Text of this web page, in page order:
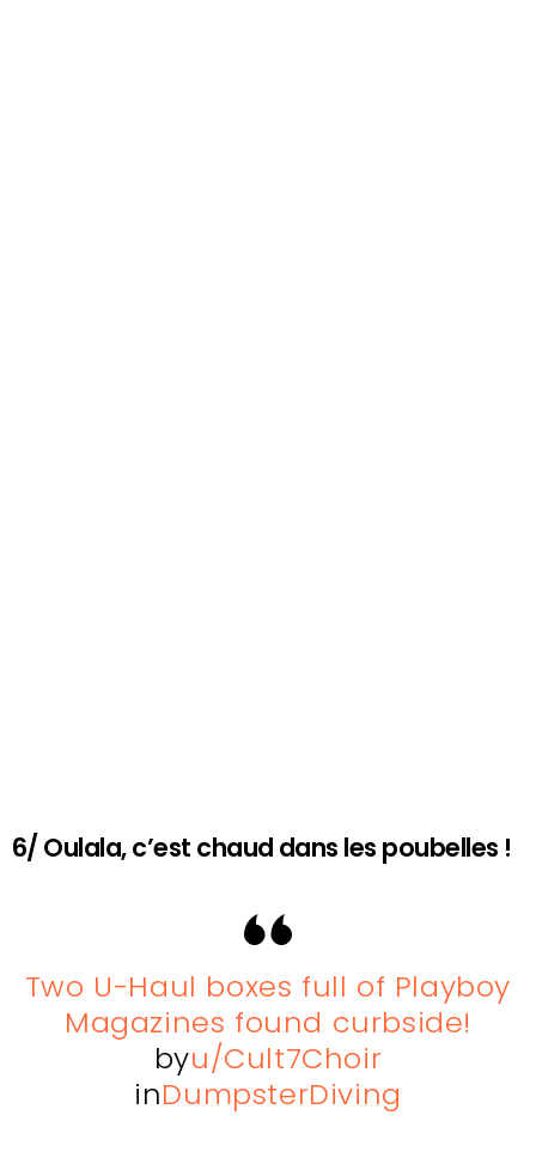
6/ Oulala, c’est chaud dans les poubelles !
Two U-Haul boxes full of Playboy
Magazines found curbside!
byu/Cult7Choir
inDumpsterDiving